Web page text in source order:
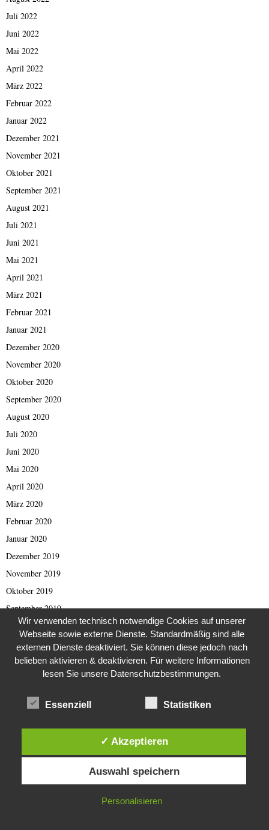
Juli 2022
Juni 2022
Mai 2022
April 2022
März 2022
Februar 2022
Januar 2022
Dezember 2021
November 2021
Oktober 2021
September 2021
August 2021
Juli 2021
Juni 2021
Mai 2021
April 2021
März 2021
Februar 2021
Januar 2021
Dezember 2020
November 2020
Oktober 2020
September 2020
August 2020
Juli 2020
Juni 2020
Mai 2020
April 2020
März 2020
Februar 2020
Januar 2020
Dezember 2019
November 2019
Oktober 2019
September 2019
August 2019
Juli 2019
Juni 2019
April 2019
März 2019
Februar 2019
November 2018
Diese Website verwendet Cookies. Durch die weitere Nutzung dieser
Website stimmst du der Verwendung von Cookies zu.
IN ORDNUNG
Wir verwenden technisch notwendige Cookies auf unserer
Webseite sowie externe Dienste. Standardmäßig sind alle
externen Dienste deaktiviert. Sie können diese jedoch nach
belieben aktivieren & deaktivieren. Für weitere Informationen
lesen Sie unsere Datenschutzbestimmungen.
Essenziell Statistiken
✓ Akzeptieren
Auswahl speichern
Personalisieren